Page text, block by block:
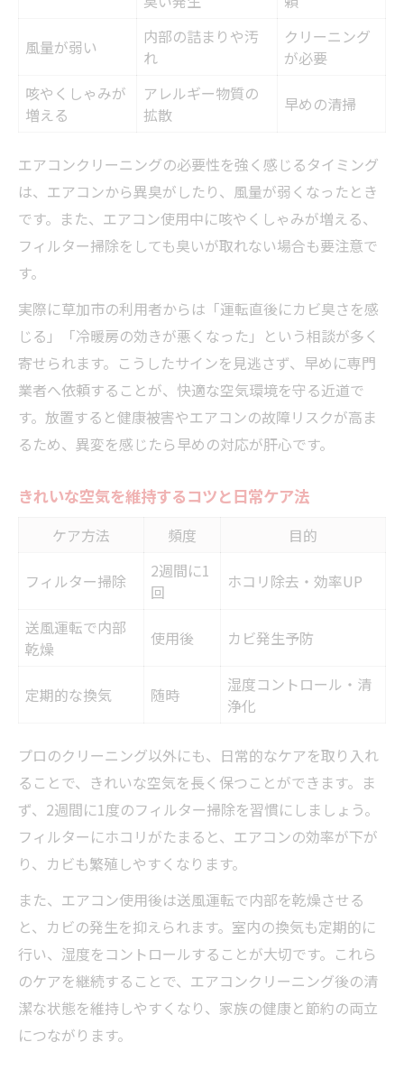
風量が弱い
内部の詰まりや汚
れ
クリーニング
が必要
咳やくしゃみが
増える
アレルギー物質の
拡散
早めの清掃
エアコンクリーニングの必要性を強く感じるタイミング
は、エアコンから異臭がしたり、風量が弱くなったとき
です。また、エアコン使用中に咳やくしゃみが増える、
フィルター掃除をしても臭いが取れない場合も要注意で
す。
実際に草加市の利用者からは「運転直後にカビ臭さを感
じる」「冷暖房の効きが悪くなった」という相談が多く
寄せられます。こうしたサインを見逃さず、早めに専門
業者へ依頼することが、快適な空気環境を守る近道で
す。放置すると健康被害やエアコンの故障リスクが高ま
るため、異変を感じたら早めの対応が肝心です。
きれいな空気を維持するコツと日常ケア法
ケア方法 頻度 目的
フィルター掃除
2週間に1
回
ホコリ除去・効率UP
送風運転で内部
乾燥
使用後 カビ発生予防
定期的な換気 随時
湿度コントロール・清
浄化
プロのクリーニング以外にも、日常的なケアを取り入れ
ることで、きれいな空気を長く保つことができます。ま
ず、2週間に1度のフィルター掃除を習慣にしましょう。
フィルターにホコリがたまると、エアコンの効率が下が
り、カビも繁殖しやすくなります。
また、エアコン使用後は送風運転で内部を乾燥させる
と、カビの発生を抑えられます。室内の換気も定期的に
行い、湿度をコントロールすることが大切です。これら
のケアを継続することで、エアコンクリーニング後の清
潔な状態を維持しやすくなり、家族の健康と節約の両立
につながります。